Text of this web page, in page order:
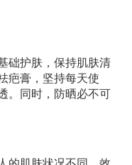
础护肤，保持肌肤清
疤膏，坚持每天使
。同时，防晒必不可